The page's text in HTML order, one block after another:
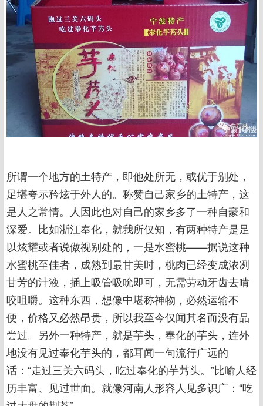
所谓一个地方的土特产，即他处所无，或优于别处，
足堪夸示矜炫于外人的。称赞自己家乡的土特产，这
是人之常情。人因此也对自己的家乡多了一种自豪和
深爱。比如浙江奉化，就我所仅知，有两种特产是足
以炫耀或者说傲视别处的，一是水蜜桃——据说这种
水蜜桃至佳者，成熟到最甘美时，桃肉已经变成浓冽
甘芳的汁液，插上吸管吸吮即可，无需劳动牙齿去啃
咬咀嚼。这种东西，想像中堪称神物，必然运输不
便，价格又必然昂贵，所以我至今仅闻其名而没有品
尝过。另外一种特产，就是芋头，奉化的芋头，连外
地没有见过奉化芋头的，都耳闻一句流行广远的
话：“走过三关六码头，吃过奉化的芋艿头。”比喻人经
历丰富、见过世面。就像河南人形容人见多识广：“吃